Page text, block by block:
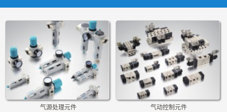
气源处理元件 气动控制元件